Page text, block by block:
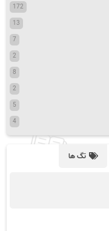
172
13
7
2
8
2
5
4
تگ ها